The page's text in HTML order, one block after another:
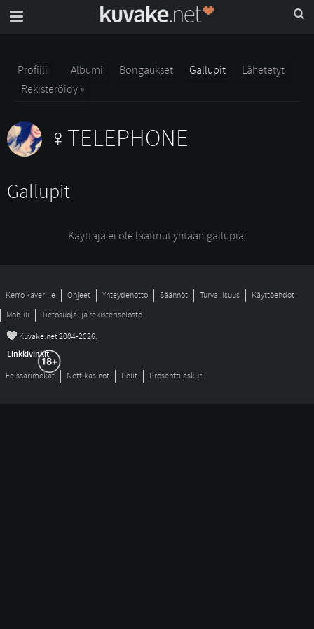
Profiili Albumi Bongaukset Gallupit
Lähetetyt
Rekisteröidy »
TELEPHONE
Gallupit
Käyttäjä ei ole laatinut yhtään gallupia.
Kerro kaverille Ohjeet Yhteydenotto Säännöt Turvallisuus
Käyttöehdot
Mobiili
Tietosuoja- ja rekisteriseloste
© Kuvake.net 2004-2026.
Linkkivinkit
Feissarimokat Nettikasinot Pelit Prosenttilaskuri